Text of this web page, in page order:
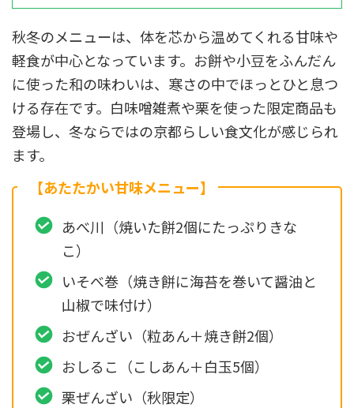
秋冬のメニューは、体を芯から温めてくれる甘味や
軽食が中心となっています。お餅や小豆をふんだん
に使った和の味わいは、寒さの中でほっとひと息つ
ける存在です。白味噌雑煮や栗を使った限定商品も
登場し、冬ならではの京都らしい食文化が感じられ
ます。
【あたたかい甘味メニュー】
あべ川（焼いた餅2個にたっぷりきな
こ）
いそべ巻（焼き餅に海苔を巻いて醤油と
山椒で味付け）
おぜんざい（粒あん＋焼き餅2個）
おしるこ（こしあん＋白玉5個）
栗ぜんざい（秋限定）